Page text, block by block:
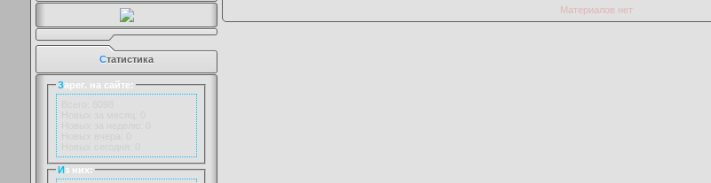
Статистика
Зарег. на сайте:
И з них:
Материалов нет